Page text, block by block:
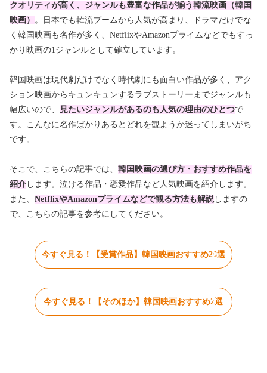
クオリティが高く、ジャンルも豊富な作品が揃う韓流映画（韓国
映画） 。日本でも韓流ブームから人気が高まり、ドラマだけでな
く韓国映画も名作が多く、NetflixやAmazonプライムなどでもすっ
かり映画の1ジャンルとして確立しています。
韓国映画は現代劇だけでなく時代劇にも面白い作品が多く、アク
ション映画からキュンキュンするラブストーリーまでジャンルも
幅広いので、
見たいジャンルがあるのも人気の理由のひとつで
す。こんなに名作ばかりあるとどれを観ようか迷ってしまいがち
です。
そこで、こちらの記事では、 韓国映画の選び方・おすすめ作品を
紹介 します。泣ける作品・恋愛作品など人気映画を紹介します。
また、 NetflixやAmazonプライムなどで観る方法も解説しますの
で、こちらの記事を参考にしてください。
今すぐ見る！【受賞作品】韓国映画おすすめ28選
今すぐ見る！【そのほか】韓国映画おすすめ2選